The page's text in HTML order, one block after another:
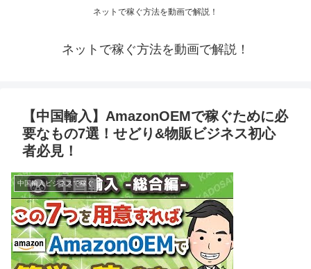
ネットで稼ぐ方法を動画で解説！
ネットで稼ぐ方法を動画で解説！
【中国輸入】AmazonOEMで稼ぐために必
要なもの7選！せどり&物販ビジネス初心
者必見！
中国輸入ビジネスで稼ぐ